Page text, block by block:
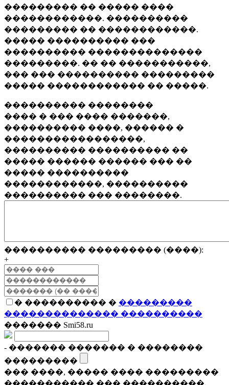
��������� �� ����� ����
������������. ����������
��������� �� ������������.
����� ���������� ���
���������� ��������������
���������. �� �� �����������,
��� ��� ���������� ���������
����� ������������ �� �����.
���������� ��������
���� � ��� ���� �������,
���������� ����, ������ �
�����������������,
���������� ���������� ��
����� ������ ������ ��� ��
����� ����������
������������, ����������
���������� ��� ��������.
���������� ��������� (����):
+
� ���������� � ���������
�������������� ����������
������� Smi58.ru
- ������� ������� � ��������
���������
��� ����, ����� ���� ���������
����������� ��� ����������.